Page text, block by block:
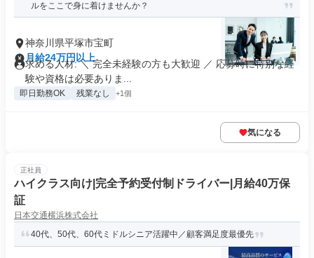
ルをここで身に着けませんか？
神奈川県平塚市宝町
月給24万円以上
求める人材: ＼ 完全未経験の方も大歓迎 ／ 応募時に特別な経
験や資格は必要ありま...
即日勤務OK 残業なし +1個
気になる
正社員
ハイクラス向け|完全予約受付制ドライバー|月給40万保
証
日本交通横浜株式会社
40代、50代、60代ミドルシニア活躍中／顧客満足度最優先